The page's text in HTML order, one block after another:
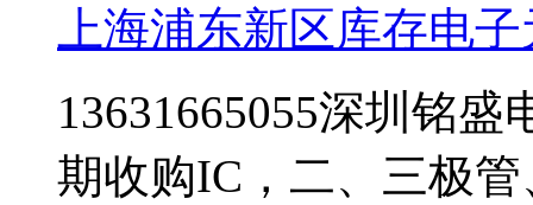
上海浦东新区库存电
13631665055深圳铭盛
期收购IC，二、三极